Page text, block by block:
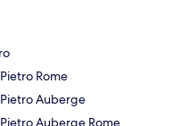
Rome
Pietro Auberge
Pietro Auberge Rome